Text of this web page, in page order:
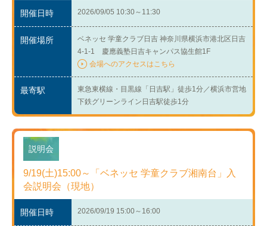
開催日時 2026/09/05 10:30～11:30
開催場所
ベネッセ 学童クラブ日吉 神奈川県横浜市港北区日吉
4-1-1 慶應義塾日吉キャンパス協生館1F
会場へのアクセスはこちら
最寄駅
東急東横線・目黒線「日吉駅」徒歩1分／横浜市営地
下鉄グリーンライン日吉駅徒歩1分
説明会
9/19(土)15:00～「ベネッセ 学童クラブ湘南台」入
会説明会（現地）
開催日時 2026/09/19 15:00～16:00